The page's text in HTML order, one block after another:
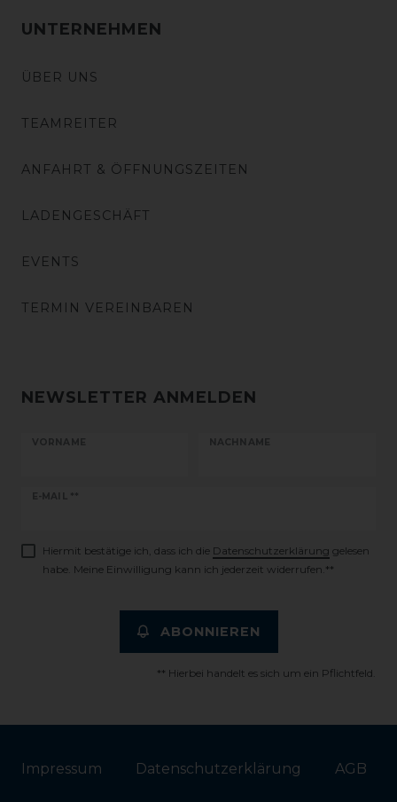
UNTERNEHMEN
ÜBER UNS
TEAMREITER
ANFAHRT & ÖFFNUNGSZEITEN
LADENGESCHÄFT
EVENTS
TERMIN VEREINBAREN
NEWSLETTER ANMELDEN
VORNAME NACHNAME
E-MAIL **
Newsletter
Hiermit bestätige ich, dass ich die Daten­schutz­erklärung gelesen
habe. Meine Einwilligung kann ich jederzeit widerrufen.**
ABONNIEREN
** Hierbei handelt es sich um ein Pflichtfeld.
Impressum Daten­schutz­erklärung AGB